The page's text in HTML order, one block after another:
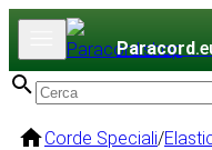
Paracord
Corde Speciali/